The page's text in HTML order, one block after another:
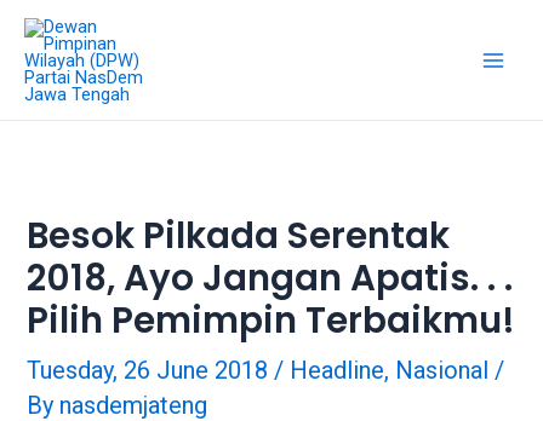
18Tube.tv
free
videos.
You
can
create
verified
user
content
Besok Pilkada Serentak
2018, Ayo Jangan Apatis. . .
Pilih Pemimpin Terbaikmu!
Tuesday, 26 June 2018/ Headline, Nasional /
By nasdemjateng